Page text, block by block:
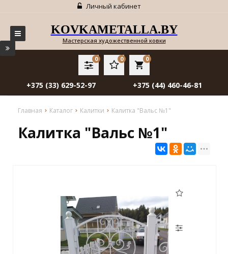
Личный кабинет
KOVKAMETALLA.BY
Мастерская художественной ковки
local_grocery_store
0
0
0
+375 (33) 629-52-97 +375 (44) 460-46-81
Главная Каталог Калитки Калитка "Вальс №1"
Калитка "Вальс №1"